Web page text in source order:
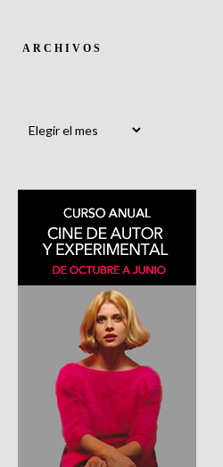
ARCHIVOS